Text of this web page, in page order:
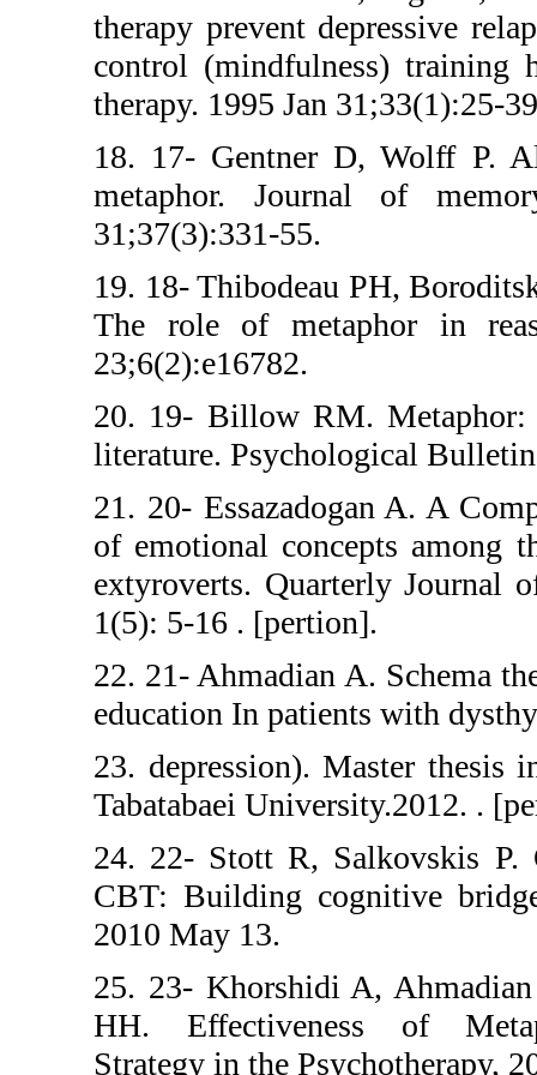
therapy
control
therapy. 1995
18. 17-
metaphor.
31;37(3):331-55.
19. 18-
The role of
20. 19- Billow
literature.
21. 20-
of emotional
extyroverts.
1(5): 5-16 .
22. 21-
education In
23.
Tabatabaei
24. 22- Stott
CBT: Building
25. 23-
HH.
Strategy in the